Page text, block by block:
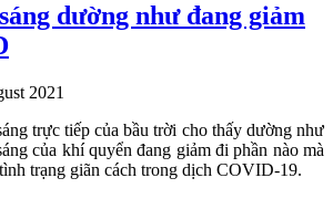
dường như đang giảm
2021
trực tiếp của bầu trời cho thấy dường như
của khí quyển đang giảm đi phần nào mà
trạng giãn cách trong dịch COVID-19.